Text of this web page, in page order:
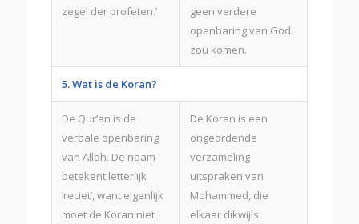
zegel der profeten.’
geen verdere
openbaring van God
zou komen.
5. Wat is de Koran?
De Qur’an is de
verbale openbaring
van Allah. De naam
betekent letterlijk
‘reciet’, want eigenlijk
moet de Koran niet
De Koran is een
ongeordende
verzameling
uitspraken van
Mohammed, die
elkaar dikwijls